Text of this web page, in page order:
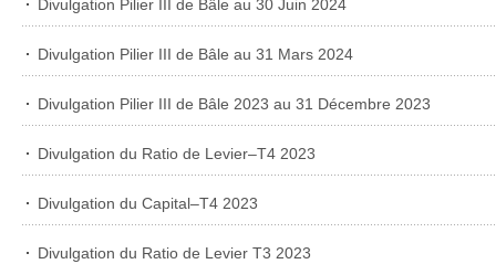
Divulgation Pilier III de Bâle au 30 Juin 2024
Divulgation Pilier III de Bâle au 31 Mars 2024
Divulgation Pilier III de Bâle 2023 au 31 Décembre 2023
Divulgation du Ratio de Levier–T4 2023
Divulgation du Capital–T4 2023
Divulgation du Ratio de Levier T3 2023